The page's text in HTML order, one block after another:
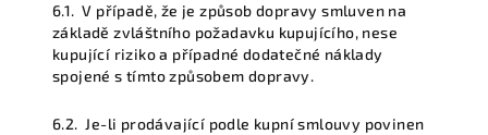
6.1.V případě, že je způsob dopravy smluven na
základě zvláštního požadavku kupujícího, nese
kupující riziko a případné dodatečné náklady
spojené s tímto způsobem dopravy.
6.2. Je-li prodávající podle kupní smlouvy povinen